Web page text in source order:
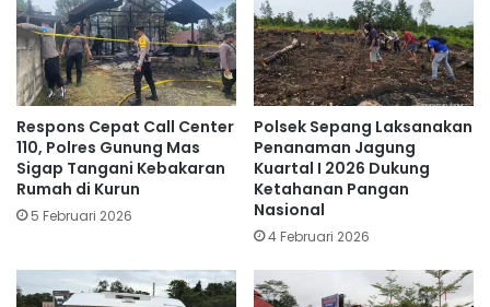
Respons Cepat Call Center
110, Polres Gunung Mas
Sigap Tangani Kebakaran
Rumah di Kurun
5 Februari 2026
Polsek Sepang Laksanakan
Penanaman Jagung
Kuartal I 2026 Dukung
Ketahanan Pangan
Nasional
4 Februari 2026